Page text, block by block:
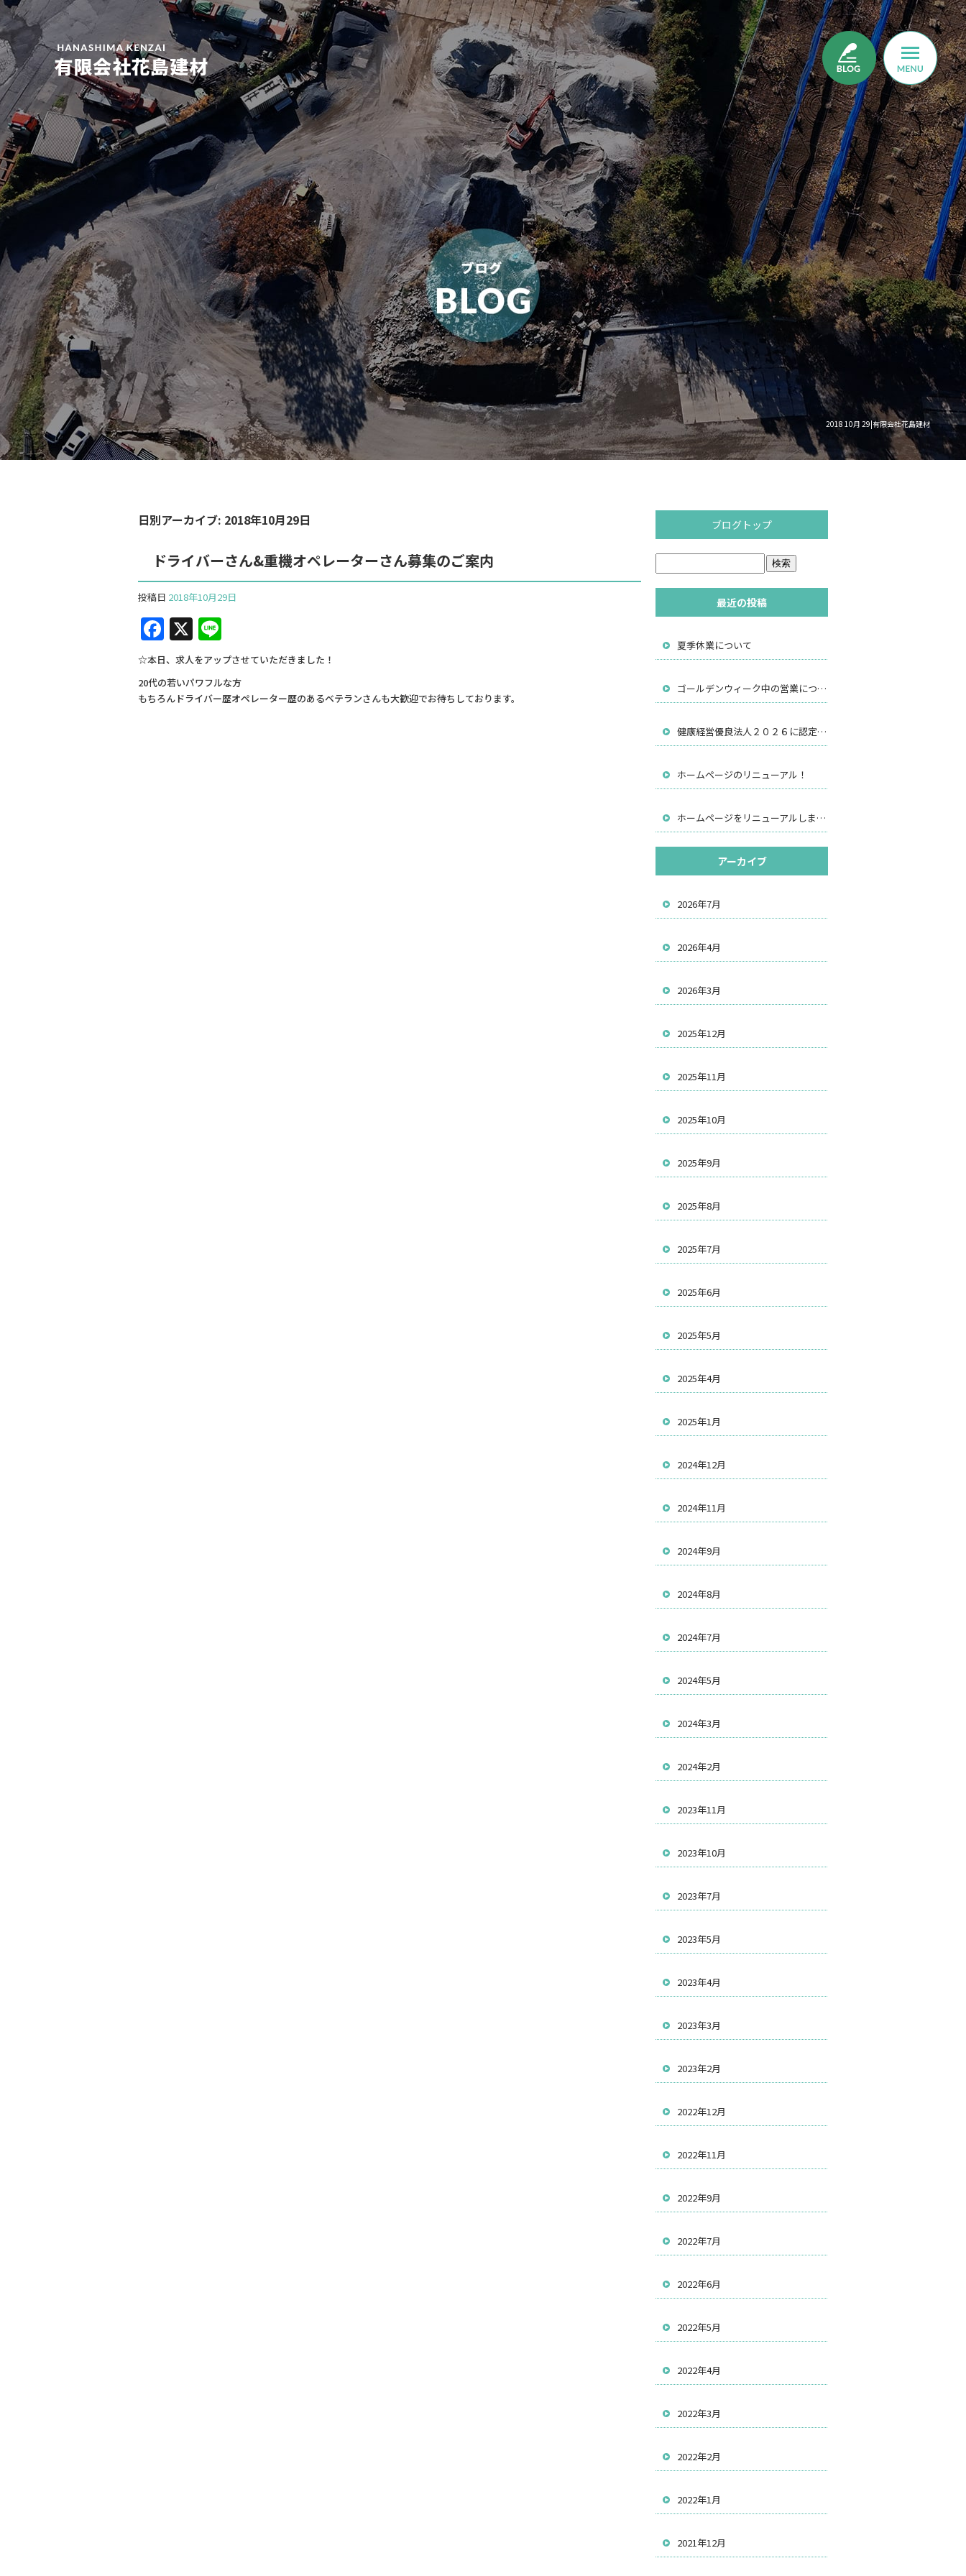
2018 10月 29|有限会社花島建材
日別アーカイブ: 2018年10月29日
ドライバーさん&重機オペレーターさん募集のご案内
投稿日 2018年10月29日
F
a
c
e
X
n
e
☆本日、求人をアップさせていただきました！
20代の若いパワフルな方
もちろんドライバー歴オペレーター歴のあるベテランさんも大歓迎でお待ちしております。
ブログトップ
最近の投稿
夏季休業について
ゴールデンウィーク中の営業について
健康経営優良法人２０２６に認定されました
ホームページのリニューアル！
ホームページをリニューアルしました。
アーカイブ
2026年7月
2026年4月
2026年3月
2025年12月
2025年11月
2025年10月
2025年9月
2025年8月
2025年7月
2025年6月
2025年5月
2025年4月
2025年1月
2024年12月
2024年11月
2024年9月
2024年8月
2024年7月
2024年5月
2024年3月
2024年2月
2023年11月
2023年10月
2023年7月
2023年5月
2023年4月
2023年3月
2023年2月
2022年12月
2022年11月
2022年9月
2022年7月
2022年6月
2022年5月
2022年4月
2022年3月
2022年2月
2022年1月
2021年12月